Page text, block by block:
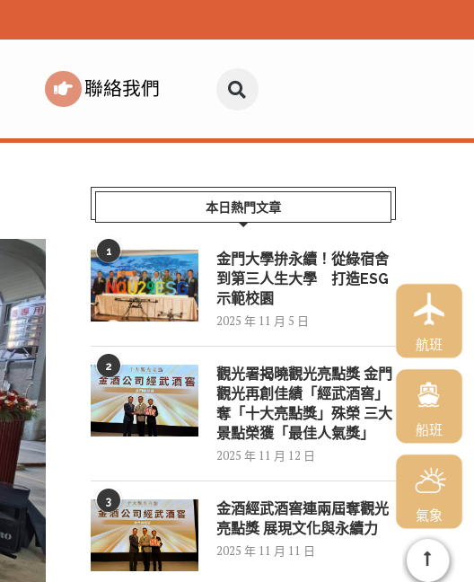
聯絡我們
本日熱門文章
1
金門大學拚永續！從綠宿舍
到第三人生大學 打造ESG
示範校園
2025 年 11 月 5 日
2
觀光署揭曉觀光亮點獎 金門
觀光再創佳績「經武酒窖」
奪「十大亮點獎」殊榮 三大
景點榮獲「最佳人氣獎」
2025 年 11 月 12 日
3
金酒經武酒窖連兩屆奪觀光
亮點獎 展現文化與永續力
2025 年 11 月 11 日
航班
船班
氣象